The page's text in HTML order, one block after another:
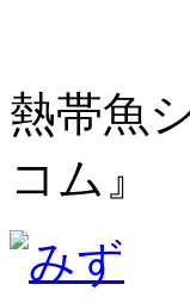
熱帯魚
コム』